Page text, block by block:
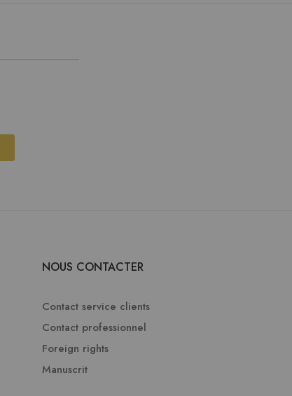
NOUS CONTACTER
Contact service clients
Contact professionnel
Foreign rights
Manuscrit